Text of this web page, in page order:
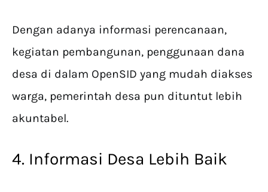
Dengan adanya informasi perencanaan,
kegiatan pembangunan, penggunaan dana
desa di dalam OpenSID yang mudah diakses
warga, pemerintah desa pun dituntut lebih
akuntabel.
4. Informasi Desa Lebih Baik